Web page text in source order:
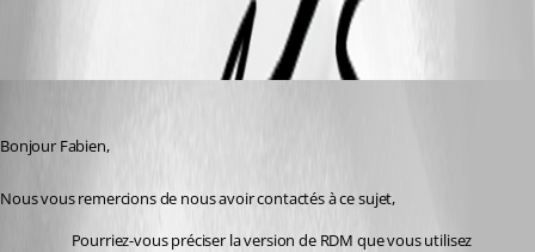
Bonjour Fabien,
Nous vous remercions de nous avoir contactés à ce sujet,
Pourriez-vous préciser la version de RDM que vous utilisez